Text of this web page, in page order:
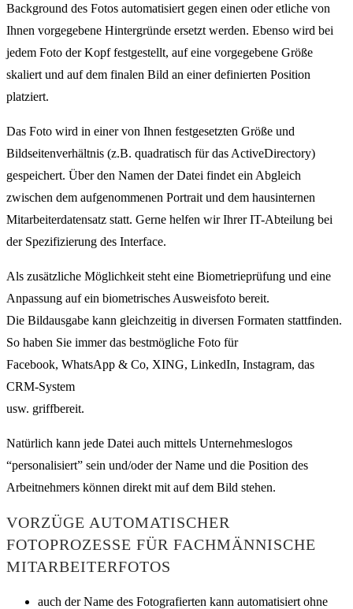
Background des Fotos automatisiert gegen einen oder etliche von
Ihnen vorgegebene Hintergründe ersetzt werden. Ebenso wird bei
jedem Foto der Kopf festgestellt, auf eine vorgegebene Größe
skaliert und auf dem finalen Bild an einer definierten Position
platziert.
Das Foto wird in einer von Ihnen festgesetzten Größe und
Bildseitenverhältnis (z.B. quadratisch für das ActiveDirectory)
gespeichert. Über den Namen der Datei findet ein Abgleich
zwischen dem aufgenommenen Portrait und dem hausinternen
Mitarbeiterdatensatz statt. Gerne helfen wir Ihrer IT-Abteilung bei
der Spezifizierung des Interface.
Als zusätzliche Möglichkeit steht eine Biometrieprüfung und eine
Anpassung auf ein biometrisches Ausweisfoto bereit.
Die Bildausgabe kann gleichzeitig in diversen Formaten stattfinden.
So haben Sie immer das bestmögliche Foto für
Facebook, WhatsApp & Co, XING, LinkedIn, Instagram, das
CRM-System
usw. griffbereit.
Natürlich kann jede Datei auch mittels Unternehmeslogos
“personalisiert” sein und/oder der Name und die Position des
Arbeitnehmers können direkt mit auf dem Bild stehen.
VORZÜGE AUTOMATISCHER
FOTOPROZESSE FÜR FACHMÄNNISCHE
MITARBEITERFOTOS
auch der Name des Fotografierten kann automatisiert ohne